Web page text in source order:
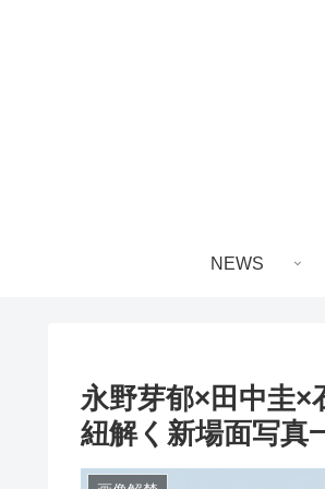
NEWS
永野芽郁×田中圭
紐解く新場面写真